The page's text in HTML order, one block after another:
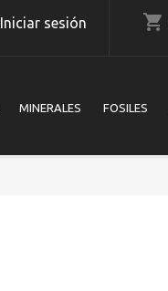
Iniciar sesión shopping_cart
MINERALES FOSILES